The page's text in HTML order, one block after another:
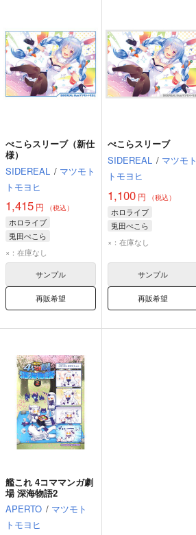
ぺこらスリーブ（新仕
様）
SIDEREAL / マツモト
トモヨヒ
1,415 円 （税込）
ホロライブ
兎田ぺこら
×：在庫なし
サンプル
再販希望
ぺこらスリーブ
SIDEREAL / マツモト
トモヨヒ
1,100 円 （税込）
ホロライブ
兎田ぺこら
×：在庫なし
サンプル
再販希望
艦これ 4コママンガ劇
場 深海物語2
APERTO / マツモト
トモヨヒ